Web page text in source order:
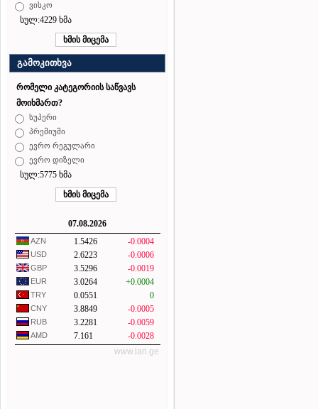
ვისკო
სულ:4229 ხმა
გამოკითხვა
რომელი კატეგორიის საწვავს
მოიხმართ?
სუპერი
პრემიუმი
ევრო რეგულარი
ევრო დიზელი
სულ:5775 ხმა
07.08.2026
AZN 1.5426 -0.0004
USD 2.6223 -0.0006
GBP 3.5296 -0.0019
EUR 3.0264 +0.0004
TRY 0.0551 0
CNY 3.8849 -0.0005
RUB 3.2281 -0.0059
AMD 7.161
-0.0028
www.lari.ge